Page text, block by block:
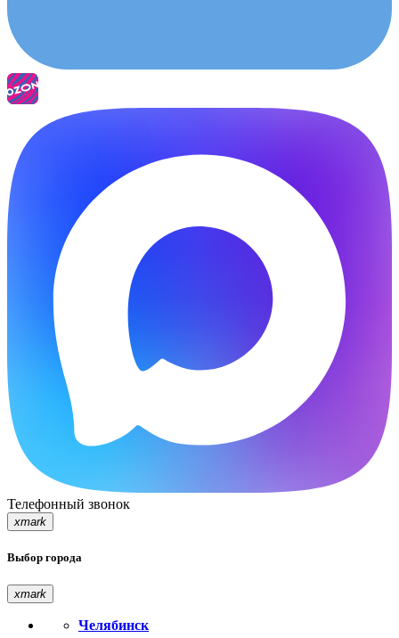
Телефонный звонок
xmark
Выбор города
xmark
Челябинск